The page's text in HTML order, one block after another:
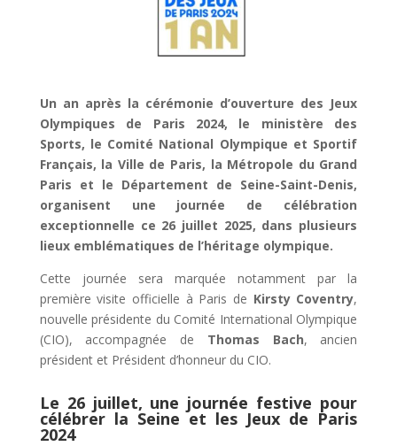
Un an après la cérémonie d’ouverture des Jeux
Olympiques de Paris 2024, le ministère des
Sports, le Comité National Olympique et Sportif
Français, la Ville de Paris, la Métropole du Grand
Paris et le Département de Seine-Saint-Denis,
organisent une journée de célébration
exceptionnelle ce 26 juillet 2025, dans plusieurs
lieux emblématiques de l’héritage olympique.
Cette journée sera marquée notamment par la
première visite officielle à Paris de Kirsty Coventry,
nouvelle présidente du Comité International Olympique
(CIO), accompagnée de Thomas Bach, ancien
président et Président d’honneur du CIO.
Le 26 juillet, une journée festive pour
célébrer la Seine et les Jeux de Paris
2024